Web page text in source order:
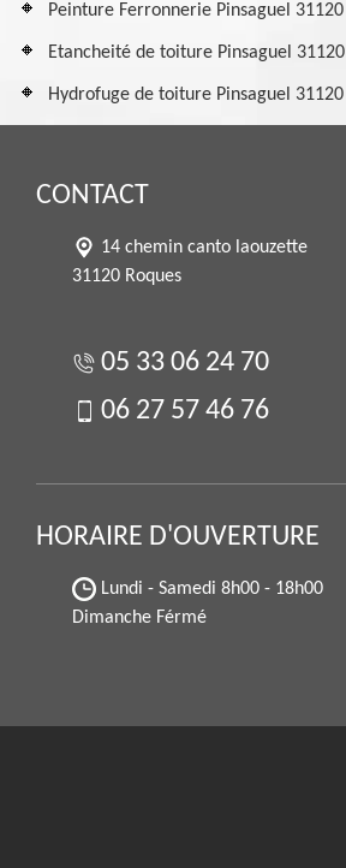
Peinture Ferronnerie Pinsaguel 31120
Etancheité de toiture Pinsaguel 31120
Hydrofuge de toiture Pinsaguel 31120
CONTACT
14 chemin canto laouzette
31120 Roques
05 33 06 24 70
06 27 57 46 76
HORAIRE D'OUVERTURE
Lundi - Samedi 8h00 - 18h00
Dimanche Férmé